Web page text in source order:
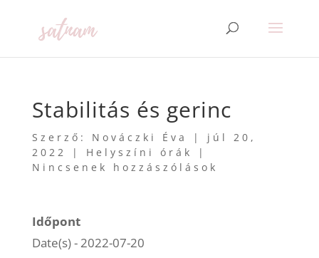
Stabilitás és gerinc
Szerző: Nováczki Éva | júl 20,
2022
| Helyszíni órák
|
Nincsenek hozzászólások
Időpont
Date(s) - 2022-07-20